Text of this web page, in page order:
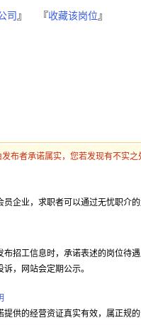
司 』 『收藏该岗位 』
布者承诺属实，您若发现有不实
员企业，求职者可以通过无忧职介
布招工信息时，承诺表述的岗位待
，网站会定期公示。
提供的经营资证真实有效，属正规